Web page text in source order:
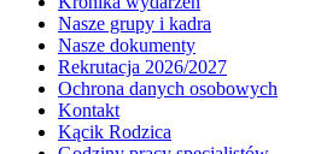
Nasze grupy i kadra
Nasze dokumenty
Rekrutacja 2026/2027
Ochrona danych osobowych
Kontakt
Kącik Rodzica